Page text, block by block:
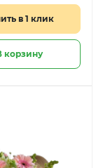
в 1 клик
корзину